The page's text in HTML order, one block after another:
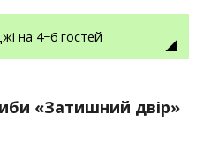
на 4−6 гостей
«Затишний двір»